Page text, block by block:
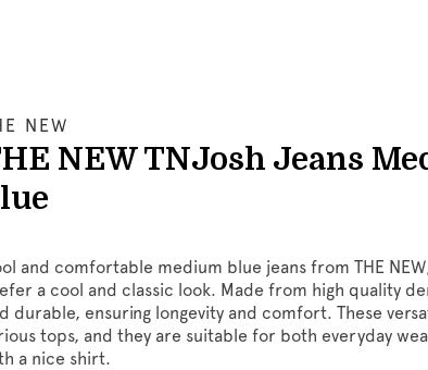
NEW
NEW TNJosh Jeans
and comfortable medium blue jeans from THE
a cool and classic look. Made from high quality
durable, ensuring longevity and comfort. These
tops, and they are suitable for both everyday
a nice shirt.